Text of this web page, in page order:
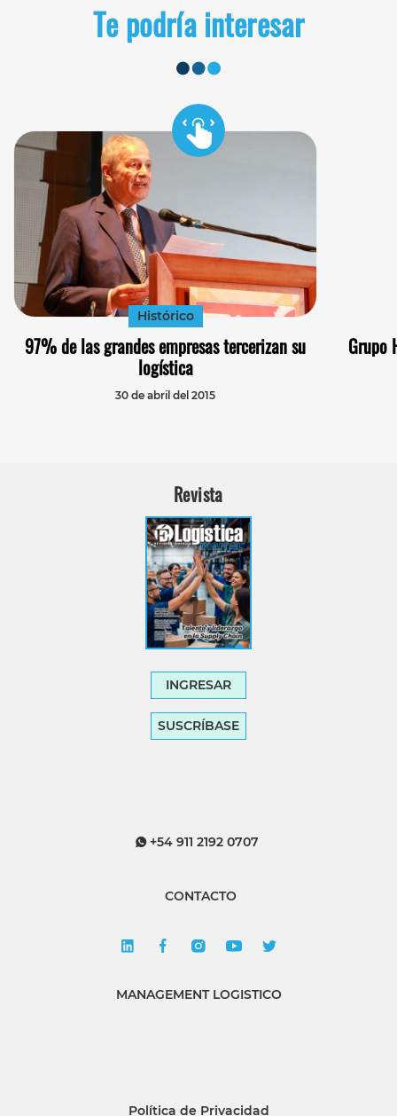
Te podría interesar
Histórico
97% de las grandes empresas tercerizan su
logística
30 de abril del 2015
Grupo
Revista
INGRESAR
SUSCRÍBASE
+54 911 2192 0707
CONTACTO
MANAGEMENT LOGISTICO
Política de Privacidad